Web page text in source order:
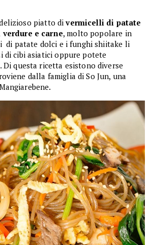
piatto divermicelli di patate
e carne, molto popolare in
di patate dolci e i funghi shiitake li
di cibi asiatici oppure potete
questa ricetta esistono diverse
dalla famiglia di So Jun, una